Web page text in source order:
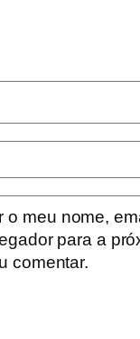
o meu nome,
para a
comentar.